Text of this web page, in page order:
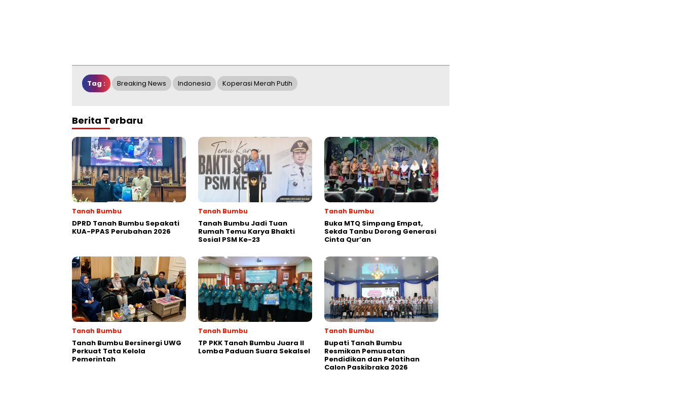
Tag : Breaking News Indonesia Koperasi Merah Putih
Berita Terbaru
Tanah Bumbu
DPRD Tanah Bumbu Sepakati
KUA-PPAS Perubahan 2026
Tanah Bumbu
Tanah Bumbu Jadi Tuan
Rumah Temu Karya Bhakti
Sosial PSM Ke-23
Tanah Bumbu
Buka MTQ Simpang Empat,
Sekda Tanbu Dorong Generasi
Cinta Qur’an
Tanah Bumbu
Tanah Bumbu Bersinergi UWG
Perkuat Tata Kelola
Pemerintah
Tanah Bumbu
TP PKK Tanah Bumbu Juara II
Lomba Paduan Suara Sekalsel
Tanah Bumbu
Bupati Tanah Bumbu
Resmikan Pemusatan
Pendidikan dan Pelatihan
Calon Paskibraka 2026